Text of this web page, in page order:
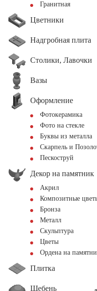
Гранитная
Цветники
Надгробная плита
Столики, Лавочки
Вазы
Оформление
Фотокерамика
Фото на стекле
Буквы из металла
Скарпель и
Пескоструй
Декор на памятник
Акрил
Композитные
Бронза
Металл
Скульптура
Цветы
Ордена на
Плитка
Щебень